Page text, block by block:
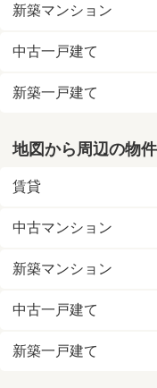
新築マンション
中古一戸建て
新築一戸建て
地図から周辺の物
賃貸
中古マンション
新築マンション
中古一戸建て
新築一戸建て